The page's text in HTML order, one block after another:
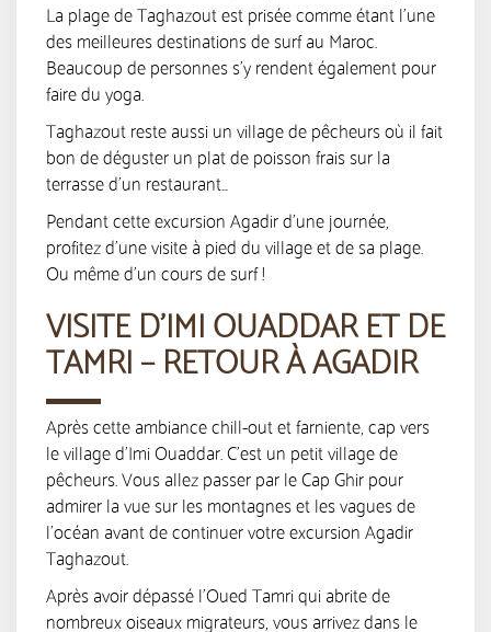
La plage de Taghazout est prisée comme étant l’une
des meilleures destinations de surf au Maroc.
Beaucoup de personnes s’y rendent également pour
faire du yoga.
Taghazout reste aussi un village de pêcheurs où il fait
bon de déguster un plat de poisson frais sur la
terrasse d’un restaurant…
Pendant cette excursion Agadir d’une journée,
profitez d’une visite à pied du village et de sa plage.
Ou même d’un cours de surf !
VISITE D’IMI OUADDAR ET DE
TAMRI – RETOUR À AGADIR
Après cette ambiance chill-out et farniente, cap vers
le village d’Imi Ouaddar. C’est un petit village de
pêcheurs. Vous allez passer par le Cap Ghir pour
admirer la vue sur les montagnes et les vagues de
l’océan avant de continuer votre excursion Agadir
Taghazout.
Après avoir dépassé l’Oued Tamri qui abrite de
nombreux oiseaux migrateurs, vous arrivez dans le